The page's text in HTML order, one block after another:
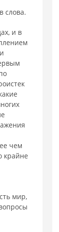
слова.
и в
чем
крайне
мир,